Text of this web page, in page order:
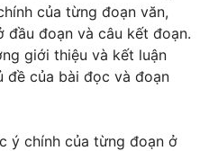
của từng đoạn văn,
đầu đoạn và câu kết đoạn.
giới thiệu và kết luận
đề của bài đọc và đoạn
ý chính của từng đoạn ở